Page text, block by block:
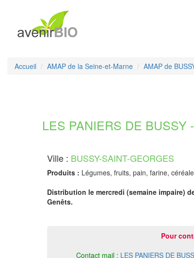
Accueil AMAP de la Seine-et-Marne AMAP de
LES PANIERS DE BUSSY
Ville : BUSSY-SAINT-GEORGES
Produits : Légumes, fruits, pain, farine,
Distribution le mercredi (semaine impaire)
Genêts.
Pour
Contact mail : LES PANIERS DE